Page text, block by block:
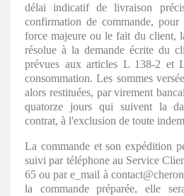
délai indicatif de livraison
confirmation de commande,
force majeure ou le fait du client,
résolue à la demande écrite du
prévues aux articles L 138-2 et
consommation. Les sommes
alors restituées, par virement
quatorze jours qui suivent la
contrat, à l'exclusion de toute
La commande et son expédition
suivi par téléphone au Service
65 ou par e_mail à
la commande préparée, elle